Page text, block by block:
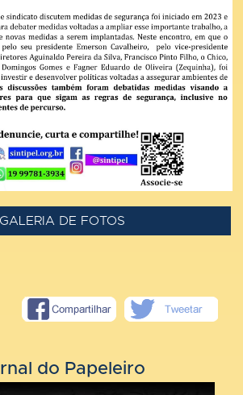
GALERIA DE FOTOS
do Papeleiro